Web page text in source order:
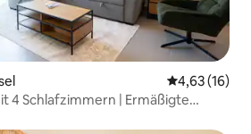
4,63 (16)
4 Schlafzimmern | Ermäßigte